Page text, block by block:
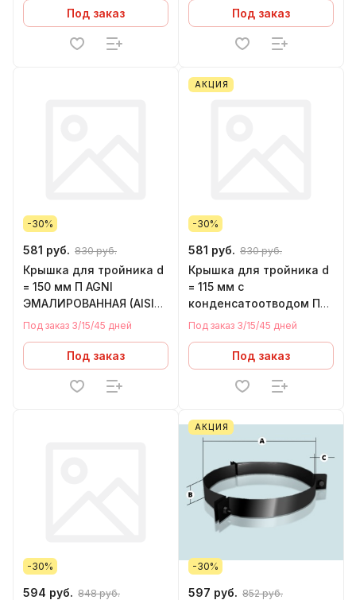
Под заказ Под заказ
-30%
581 руб. 830 руб.
Крышка для тройника d
= 150 мм П AGNI
ЭМАЛИРОВАННАЯ (AISI
430 - нержавейка)
Под заказ 3/15/45 дней
Под заказ
АКЦИЯ
-30%
581 руб. 830 руб.
Крышка для тройника d
= 115 мм с
конденсатоотводом П
AGNI (AISI 430 -
Под заказ 3/15/45 дней
Под заказ
-30%
594 руб. 848 руб.
АКЦИЯ
-30%
597 руб. 852 руб.